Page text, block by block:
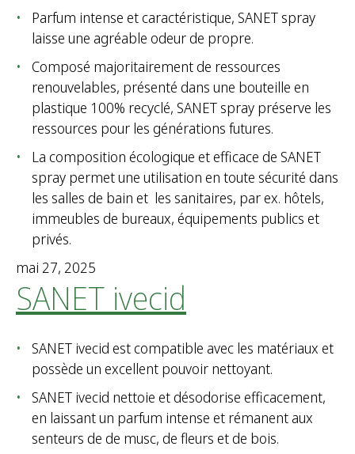
Parfum intense et caractéristique, SANET spray
laisse une agréable odeur de propre.
Composé majoritairement de ressources
renouvelables, présenté dans une bouteille en
plastique 100% recyclé, SANET spray préserve les
ressources pour les générations futures.
La composition écologique et efficace de SANET
spray permet une utilisation en toute sécurité dans
les salles de bain et les sanitaires, par ex. hôtels,
immeubles de bureaux, équipements publics et
privés.
mai 27, 2025
SANET ivecid
SANET ivecid est compatible avec les matériaux et
possède un excellent pouvoir nettoyant.
SANET ivecid nettoie et désodorise efficacement,
en laissant un parfum intense et rémanent aux
senteurs de de musc, de fleurs et de bois.